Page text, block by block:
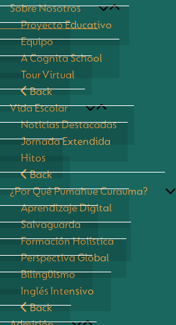
Sobre Nosotros
Proyecto Educativo
Equipo
A Cognita School
Tour Virtual
Back
Vida Escolar
Noticias Destacadas
Jornada Extendida
Hitos
Back
¿Por Qué Pumahue Curauma?
Aprendizaje Digital
Salvaguarda
Formación Holística
Perspectiva Global
Bilingüismo
Inglés Intensivo
Back